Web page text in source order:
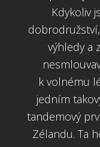
Kdykoliv
výhledy a
k volnému
jedním
tandemový
Zélandu. Ta